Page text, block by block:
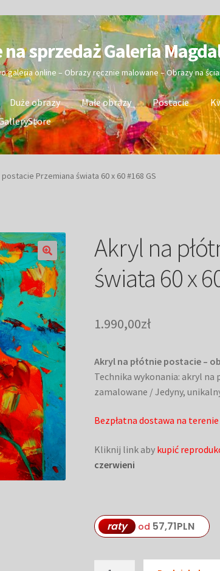
sprzedaż Galeria
galeria online – Obrazy ręcznie malowane – Obrazy na
Duże obrazy Małe obrazy Postacie
Przemiana świata 60 x 60 #168 GS
Akryl na
świata 60 x
1.990,00zł
Akryl na płótnie postacie –
Technika wykonania: akryl
zamalowane / Jedyny,
Bezpłatna dostawa na terenie
Kliknij link aby kupić
czerwieni
raty od 57,71PLN